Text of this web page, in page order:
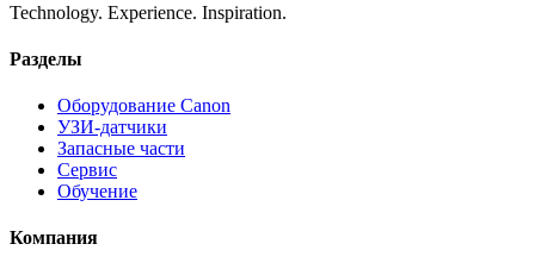
Technology. Experience. Inspiration.
Разделы
Оборудование Canon
УЗИ-датчики
Запасные части
Сервис
Обучение
Компания